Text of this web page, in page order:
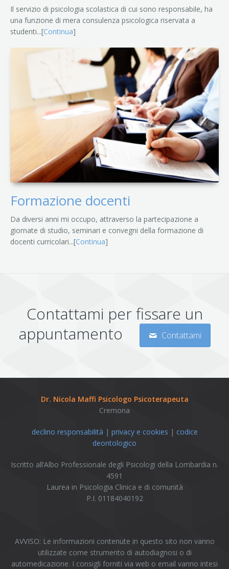
Il servizio di psicologia scolastica di cui sono responsabile, ha
una funzione di mera consulenza psicologica riservata a
studenti...[Continua]
Formazione docenti
Da diversi anni mi occupo, attraverso la partecipazione a
giornate di studio, seminari e convegni della formazione di
docenti curricolari...[Continua]
Contattami per fissare un
appuntamento
Contattami
Dr. Nicola Maffi Psicologo Psicoterapeuta
Cremona
declino responsabilità | privacy e cookies | codice
deontologico
Iscritto all’Albo Professionale degli Psicologi della Lombardia n.
4591
Laurea in Psicologia Clinica e di comunità
P.I. 01184040192
AVVISO: Le informazioni contenute in questo sito non vanno
utilizzate come strumento di autodiagnosi o di
automedicazione. I consigli forniti via web o email vanno intesi